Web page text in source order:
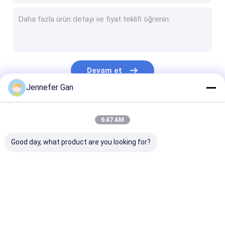
UV Akrilik
Devam et
Jennefer Gan
6:47 AM
Good day, what product are you looking for?